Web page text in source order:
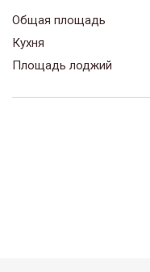
Общая площадь
Кухня
Площадь лоджий